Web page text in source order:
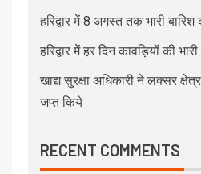
हरिद्वार में 8 अगस्त तक भारी बारिश
हरिद्वार में हर दिन कावड़ियों की
खाद्य सुरक्षा अधिकारी ने लक्सर
जप्त किये
RECENT COMMENTS